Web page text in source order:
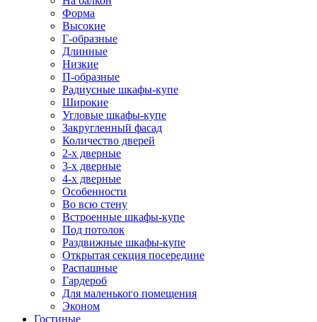
Форма
Высокие
Г-образные
Длинные
Низкие
П-образные
Радиусные шкафы-купе
Широкие
Угловые шкафы-купе
Закругленный фасад
Количество дверей
2-х дверные
3-х дверные
4-х дверные
Особенности
Во всю стену
Встроенные шкафы-купе
Под потолок
Раздвижные шкафы-купе
Открытая секция посередине
Распашные
Гардероб
Для маленького помещения
Эконом
Гостиные